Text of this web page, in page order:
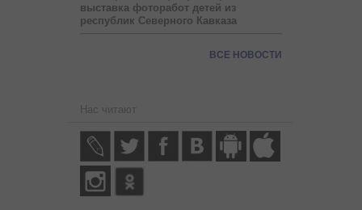
выставка фоторабот детей из
республик Северного Кавказа
ВСЕ НОВОСТИ
Нас читают